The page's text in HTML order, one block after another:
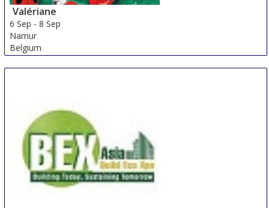
Valériane
6 Sep -8 Sep
Namur
Belgium